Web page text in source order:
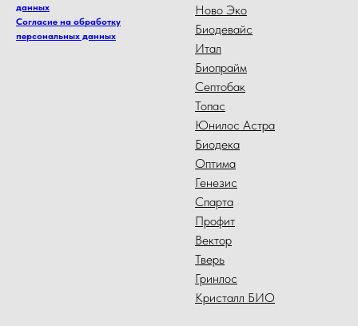
данных
Согласие на обработку
персональных данных
Ново Эко
Биодевайс
Итал
Биопрайм
Септобак
Топас
Юнилос Астра
Биодека
Оптима
Генезис
Спарта
Профит
Вектор
Тверь
Гринлос
Кристалл БИО